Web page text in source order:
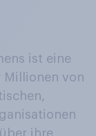
ist eine
Millionen von
ihre